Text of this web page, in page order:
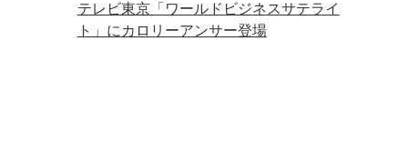
テレビ東京「ワールドビジネスサテライ
ト」にカロリーアンサー登場